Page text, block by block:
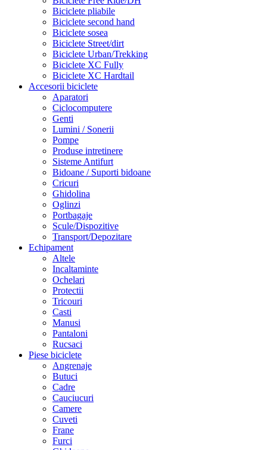
Biciclete pliabile
Biciclete second hand
Biciclete sosea
Biciclete Street/dirt
Biciclete Urban/Trekking
Biciclete XC Fully
Biciclete XC Hardtail
Accesorii biciclete
Aparatori
Ciclocomputere
Genti
Lumini / Sonerii
Pompe
Produse intretinere
Sisteme Antifurt
Bidoane / Suporti bidoane
Cricuri
Ghidolina
Oglinzi
Portbagaje
Scule/Dispozitive
Transport/Depozitare
Echipament
Altele
Incaltaminte
Ochelari
Protectii
Tricouri
Casti
Manusi
Pantaloni
Rucsaci
Piese biciclete
Angrenaje
Butuci
Cadre
Cauciucuri
Camere
Cuveti
Frane
Furci